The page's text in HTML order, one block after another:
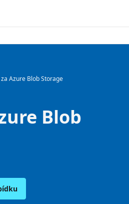
Azure Blob Storage
Blob